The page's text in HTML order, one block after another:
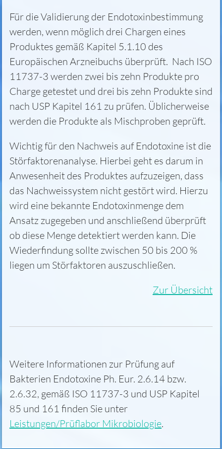
Für die Validierung der Endotoxinbestimmung
werden, wenn möglich drei Chargen eines
Produktes gemäß Kapitel 5.1.10 des
Europäischen Arzneibuchs überprüft. Nach ISO
11737-3 werden zwei bis zehn Produkte pro
Charge getestet und drei bis zehn Produkte sind
nach USP Kapitel 161 zu prüfen. Üblicherweise
werden die Produkte als Mischproben geprüft.
Wichtig für den Nachweis auf Endotoxine ist die
Störfaktorenanalyse. Hierbei geht es darum in
Anwesenheit des Produktes aufzuzeigen, dass
das Nachweissystem nicht gestört wird. Hierzu
wird eine bekannte Endotoxinmenge dem
Ansatz zugegeben und anschließend überprüft
ob diese Menge detektiert werden kann. Die
Wiederfindung sollte zwischen 50 bis 200 %
liegen um Störfaktoren auszuschließen.
Zur Übersicht
Weitere Informationen zur Prüfung auf
Bakterien Endotoxine Ph. Eur. 2.6.14 bzw.
2.6.32, gemäß ISO 11737-3 und USP Kapitel
85 und 161 finden Sie unter
Leistungen/Prüflabor Mikrobiologie.